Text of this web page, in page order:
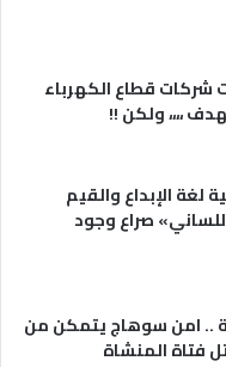
شركات قطاع الكهرباء
،،،، ولكن !!
لغة الإبداع والقيم
صراع وجود
من 24ساعة .. امن سوهاج يتمكن من
فتاة المنشاة